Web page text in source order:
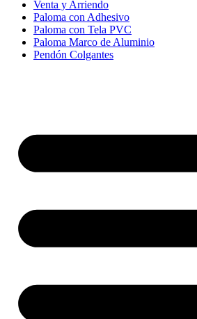
Venta y Arriendo
Paloma con Adhesivo
Paloma con Tela PVC
Paloma Marco de Aluminio
Pendón Colgantes